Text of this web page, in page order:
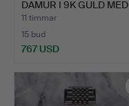
DAMUR I 9K GULD MED
DIAMANT,…
11 timmar
15 bud
767 USD